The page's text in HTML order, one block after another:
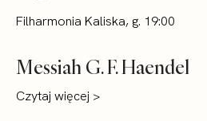
Filharmonia Kaliska, g. 19:00
Messiah G. F. Haendel
Czytaj więcej >